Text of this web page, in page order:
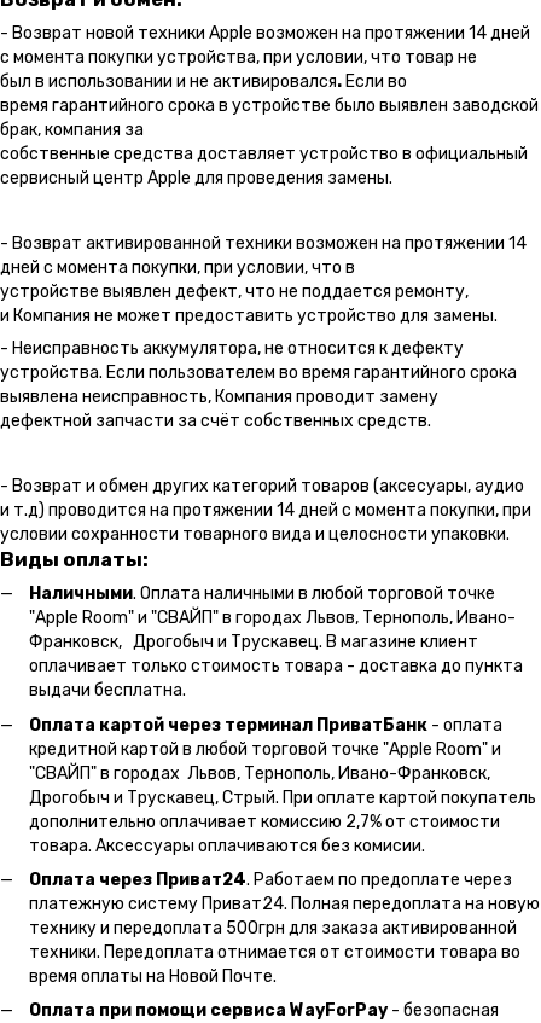
- Возврат новой техники Apple возможен на протяжении 14 дней
с момента покупки устройства, при условии, что товар не
был в использовании и не активировался. Если во
время гарантийного срока в устройстве было выявлен заводской
брак, компания за
собственные средства доставляет устройство в официальный
сервисный центр Apple для проведения замены.
- Возврат активированной техники возможен на протяжении 14
дней с момента покупки, при условии, что в
устройстве выявлен дефект, что не поддается ремонту,
и Компания не может предоставить устройство для замены.
- Неисправность аккумулятора, не относится к дефекту
устройства. Если пользователем во время гарантийного срока
выявлена неисправность, Компания проводит замену
дефектной запчасти за счёт собственных средств.
- Возврат и обмен других категорий товаров (аксесуары, аудио
и т.д) проводится на протяжении 14 дней с момента покупки, при
условии сохранности товарного вида и целосности упаковки.
Виды оплаты:
Наличными. Оплата наличными в любой торговой точке
"Apple Room" и "СВАЙП" в городах Львов, Тернополь, Ивано-
Франковск, Дрогобыч и Трускавец. В магазине клиент
оплачивает только стоимость товара - доставка до пункта
выдачи бесплатна.
Оплата картой через терминал ПриватБанк - оплата
кредитной картой в любой торговой точке "Apple Room" и
"СВАЙП" в городах Львов, Тернополь, Ивано-Франковск,
Дрогобыч и Трускавец, Стрый. При оплате картой покупатель
дополнительно оплачивает комиссию 2,7% от стоимости
товара. Аксессуары оплачиваются без комисии.
Оплата через Приват24. Работаем по предоплате через
платежную систему Приват24. Полная передоплата на новую
технику и передоплата 500грн для заказа активированной
техники. Передоплата отнимается от стоимости товара во
время оплаты на Новой Почте.
Оплата при помощи сервиса WayForPay - безопасная